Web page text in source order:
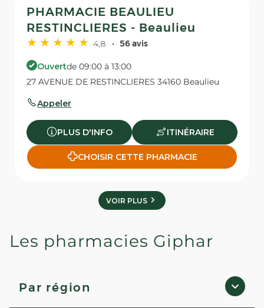
PHARMACIE BEAULIEU
RESTINCLIERES - Beaulieu
4,8 56 avis
Ouvertde 09:00 à 13:00
27 AVENUE DE RESTINCLIERES 34160 Beaulieu
Appeler
PLUS D'INFO ITINÉRAIRE
CHOISIR CETTE PHARMACIE
VOIR PLUS
Les pharmacies Giphar
Par région